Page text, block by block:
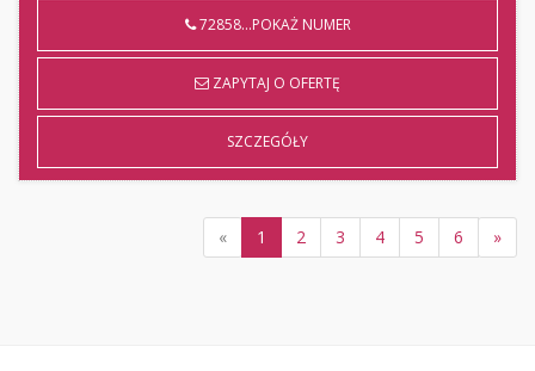
72858...POKAŻ NUMER
ZAPYTAJ O OFERTĘ
SZCZEGÓŁY
« 1 2 3 4 5 6 »